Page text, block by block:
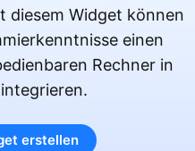
diesem Widget können
einen
Rechner in
erstellen